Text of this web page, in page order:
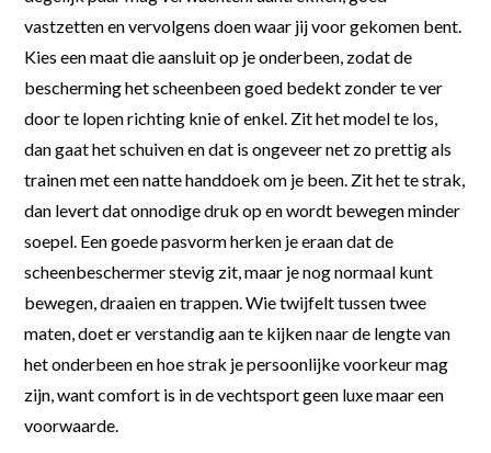
vastzetten en vervolgens doen waar jij voor gekomen bent.
Kies een maat die aansluit op je onderbeen, zodat de
bescherming het scheenbeen goed bedekt zonder te ver
door te lopen richting knie of enkel. Zit het model te los,
dan gaat het schuiven en dat is ongeveer net zo prettig als
trainen met een natte handdoek om je been. Zit het te strak,
dan levert dat onnodige druk op en wordt bewegen minder
soepel. Een goede pasvorm herken je eraan dat de
scheenbeschermer stevig zit, maar je nog normaal kunt
bewegen, draaien en trappen. Wie twijfelt tussen twee
maten, doet er verstandig aan te kijken naar de lengte van
het onderbeen en hoe strak je persoonlijke voorkeur mag
zijn, want comfort is in de vechtsport geen luxe maar een
voorwaarde.